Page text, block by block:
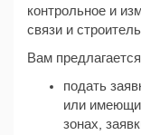
контрольное и
связи и
Вам
подать
или
зонах,